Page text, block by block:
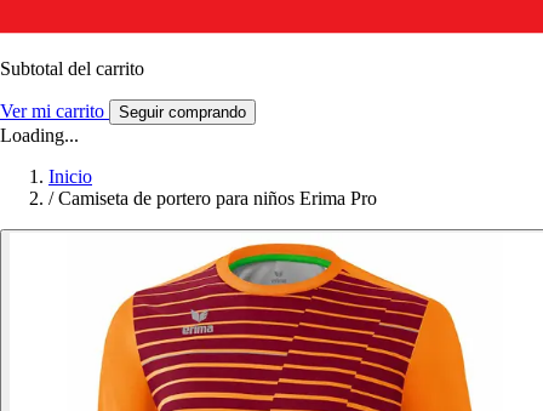
Subtotal del carrito
Ver mi carrito Seguir comprando
Loading...
Inicio
/ Camiseta de portero para niños Erima Pro